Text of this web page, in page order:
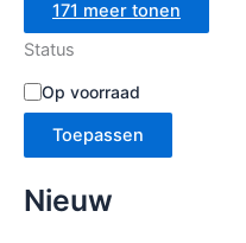
171 meer tonen
Status
B
e
c
i
Op voorraad
Toepassen
Nieuw